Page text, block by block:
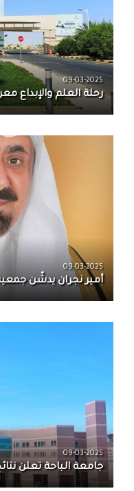
09-03-2025
رحلة العلم والإبداع
09-03-2025
أمير نجران يدشّن
09-03-2025
جامعة الباحة تعلن